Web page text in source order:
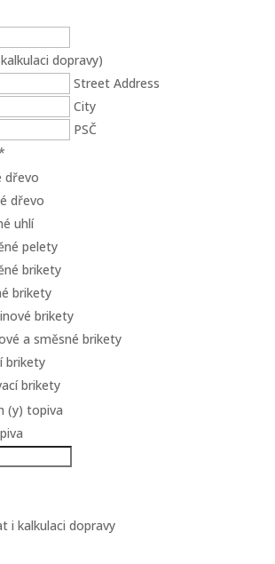
dopravy)
Street Address
City
PSČ
dřevo
dřevo
uhlí
pelety
brikety
brikety
brikety
a směsné brikety
brikety
brikety
(y) topiva
i kalkulaci dopravy